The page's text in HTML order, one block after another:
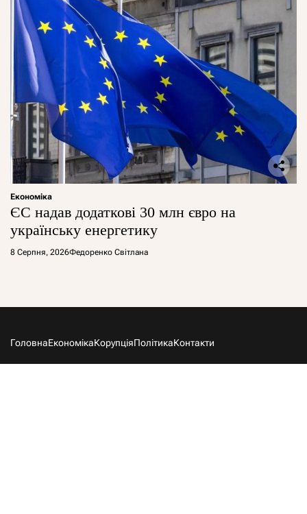
Економіка
ЄС надав додаткові 30 млн євро на
українську енергетику
8 Серпня, 2026Федоренко Світлана
ГоловнаЕкономікаКорупціяПолітикаКонтакти